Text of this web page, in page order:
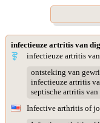
infectieuze artritis van
infectieuze artritis
ontsteking van
infectieuze artritis
septische artritis
Infective arthritis of